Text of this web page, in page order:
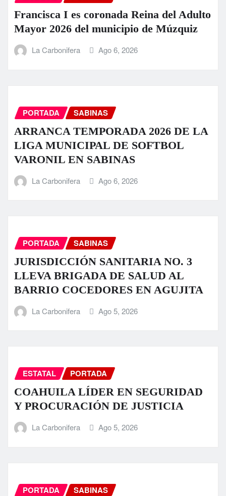
Francisca I es coronada Reina del Adulto
Mayor 2026 del municipio de Múzquiz
La Carbonifera Ago 6, 2026
PORTADA SABINAS
ARRANCA TEMPORADA 2026 DE LA
LIGA MUNICIPAL DE SOFTBOL
VARONIL EN SABINAS
La Carbonifera Ago 6, 2026
PORTADA SABINAS
JURISDICCIÓN SANITARIA NO. 3
LLEVA BRIGADA DE SALUD AL
BARRIO COCEDORES EN AGUJITA
La Carbonifera Ago 5, 2026
ESTATAL PORTADA
COAHUILA LÍDER EN SEGURIDAD
Y PROCURACIÓN DE JUSTICIA
La Carbonifera Ago 5, 2026
PORTADA SABINAS